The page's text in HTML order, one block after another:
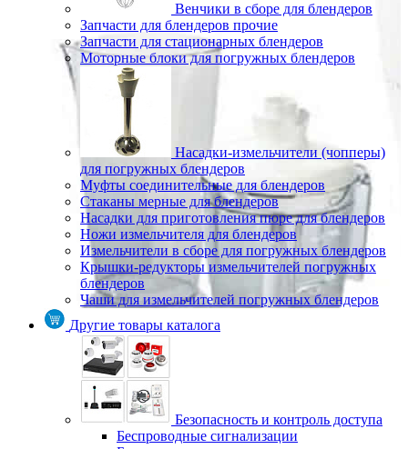
Венчики в сборе для блендеров
Запчасти для блендеров прочие
Запчасти для стационарных блендеров
Моторные блоки для погружных блендеров
Насадки-измельчители (чопперы)
для погружных блендеров
Муфты соединительные для блендеров
Стаканы мерные для блендеров
Насадки для приготовления пюре для блендеров
Ножи измельчителя для блендеров
Измельчители в сборе для погружных блендеров
Крышки-редукторы измельчителей погружных
блендеров
Чаши для измельчителей погружных блендеров
Другие товары каталога
Безопасность и контроль доступа
Беспроводные сигнализации